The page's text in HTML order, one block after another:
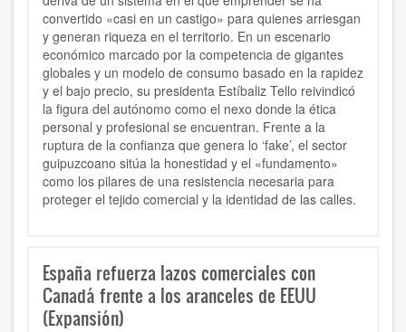
convertido «casi en un castigo» para quienes arriesgan
y generan riqueza en el territorio. En un escenario
económico marcado por la competencia de gigantes
globales y un modelo de consumo basado en la rapidez
y el bajo precio, su presidenta Estíbaliz Tello reivindicó
la figura del autónomo como el nexo donde la ética
personal y profesional se encuentran. Frente a la
ruptura de la confianza que genera lo ‘fake’, el sector
guipuzcoano sitúa la honestidad y el «fundamento»
como los pilares de una resistencia necesaria para
proteger el tejido comercial y la identidad de las calles.
España refuerza lazos comerciales con
Canadá frente a los aranceles de EEUU
(Expansión)